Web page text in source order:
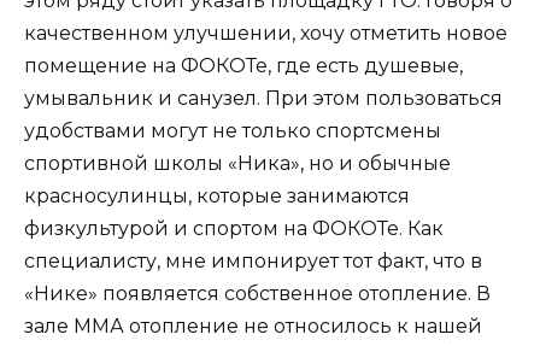
качественном улучшении, хочу отметить новое
помещение на ФОКОТе, где есть душевые,
умывальник и санузел. При этом пользоваться
удобствами могут не только спортсмены
спортивной школы «Ника», но и обычные
красносулинцы, которые занимаются
физкультурой и спортом на ФОКОТе. Как
специалисту, мне импонирует тот факт, что в
«Нике» появляется собственное отопление. В
зале ММА отопление не относилось к нашей